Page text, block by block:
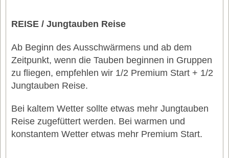
REISE / Jungtauben Reise
Ab Beginn des Ausschwärmens und ab dem
Zeitpunkt, wenn die Tauben beginnen in Gruppen
zu fliegen, empfehlen wir 1/2 Premium Start + 1/2
Jungtauben Reise.
Bei kaltem Wetter sollte etwas mehr Jungtauben
Reise zugefüttert werden. Bei warmen und
konstantem Wetter etwas mehr Premium Start.